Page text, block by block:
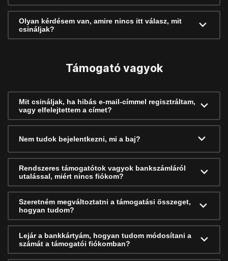
Olyan kérdésem van, amire nincs itt válasz, mit
csináljak?
Támogató vagyok
Mit csináljak, ha hibás e-mail-címmel regisztráltam,
vagy elfelejtettem a címet?
Nem tudok bejelentkezni, mi a baj?
Rendszeres támogatótok vagyok bankszámláról
utalással, miért nincs fiókom?
Szeretném megváltoztatni a támogatási összeget,
hogyan tudom?
Lejár a bankkártyám, hogyan tudom módosítani a
számát a támogatói fiókomban?